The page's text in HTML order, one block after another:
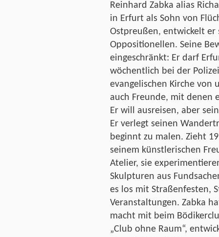
Reinhard Zabka alias
in Erfurt als Sohn von
Ostpreußen, entwickelt er
Oppositionellen. Seine
eingeschränkt: Er darf
wöchentlich bei der
evangelischen Kirche von
auch Freunde, mit denen
Er will ausreisen, aber
Er verlegt seinen
beginnt zu malen. Zieht
seinem künstlerischen
Atelier, sie
Skulpturen aus
es los mit Straßenfesten,
Veranstaltungen. Zabka
macht mit beim
„Club ohne Raum“,